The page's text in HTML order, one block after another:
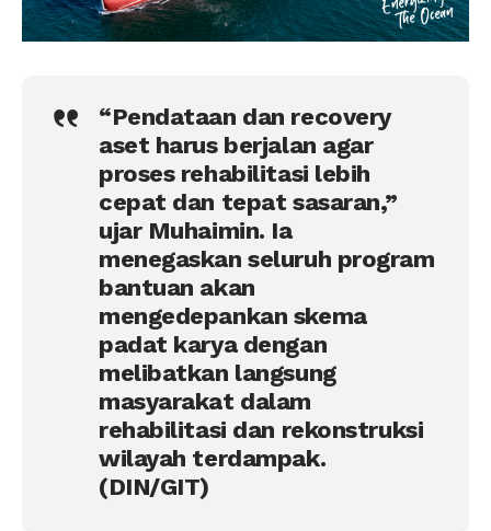
“Pendataan dan recovery
aset harus berjalan agar
proses rehabilitasi lebih
cepat dan tepat sasaran,”
ujar Muhaimin. Ia
menegaskan seluruh program
bantuan akan
mengedepankan skema
padat karya dengan
melibatkan langsung
masyarakat dalam
rehabilitasi dan rekonstruksi
wilayah terdampak.
(DIN/GIT)